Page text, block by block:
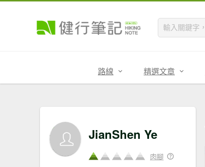
路線 精選文章
JianShen Ye
肉腳